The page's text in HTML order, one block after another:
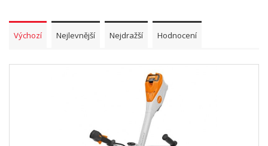
Výchozí Nejlevnější Nejdražší Hodnocení